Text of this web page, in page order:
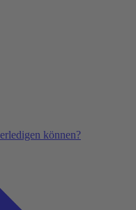
können?